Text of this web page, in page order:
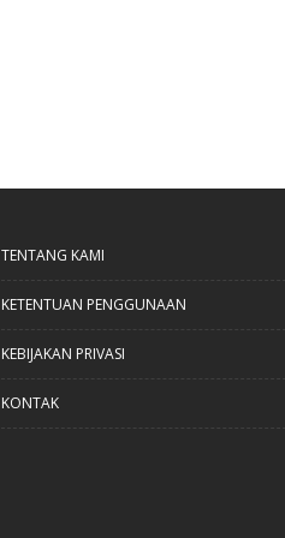
TENTANG KAMI
KETENTUAN PENGGUNAAN
KEBIJAKAN PRIVASI
KONTAK